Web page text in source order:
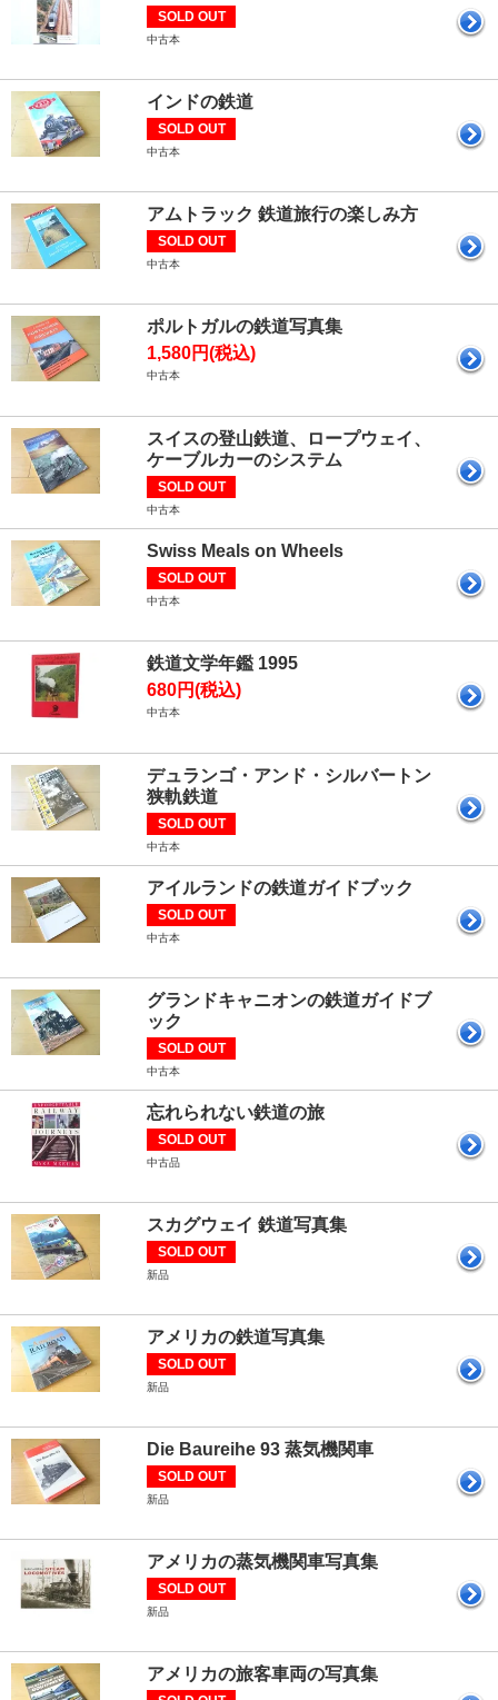
SOLD OUT
中古本
インドの鉄道
SOLD OUT
中古本
アムトラック 鉄道旅行の楽しみ方
SOLD OUT
中古本
ポルトガルの鉄道写真集
1,580円(税込)
中古本
スイスの登山鉄道、ロープウェイ、
ケーブルカーのシステム
SOLD OUT
中古本
Swiss Meals on Wheels
SOLD OUT
中古本
鉄道文学年鑑 1995
680円(税込)
中古本
デュランゴ・アンド・シルバートン
狭軌鉄道
SOLD OUT
中古本
アイルランドの鉄道ガイドブック
SOLD OUT
中古本
グランドキャニオンの鉄道ガイドブ
ック
SOLD OUT
中古本
忘れられない鉄道の旅
SOLD OUT
中古品
スカグウェイ 鉄道写真集
SOLD OUT
新品
アメリカの鉄道写真集
SOLD OUT
新品
Die Baureihe 93 蒸気機関車
SOLD OUT
新品
アメリカの蒸気機関車写真集
SOLD OUT
新品
アメリカの旅客車両の写真集